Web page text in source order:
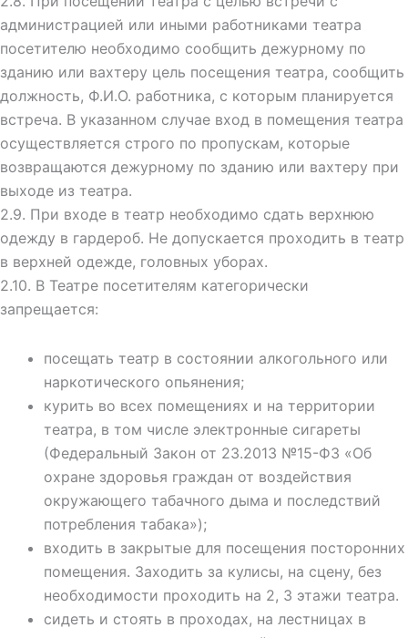
администрацией или иными работниками театра
посетителю необходимо сообщить дежурному по
зданию или вахтеру цель посещения театра, сообщить
должность, Ф.И.О. работника, с которым планируется
встреча. В указанном случае вход в помещения театра
осуществляется строго по пропускам, которые
возвращаются дежурному по зданию или вахтеру при
выходе из театра.
2.9. При входе в театр необходимо сдать верхнюю
одежду в гардероб. Не допускается проходить в театр
в верхней одежде, головных уборах.
2.10. В Театре посетителям категорически
запрещается:
посещать театр в состоянии алкогольного или
наркотического опьянения;
курить во всех помещениях и на территории
театра, в том числе электронные сигареты
(Федеральный Закон от 23.2013 №15-ФЗ «Об
охране здоровья граждан от воздействия
окружающего табачного дыма и последствий
потребления табака»);
входить в закрытые для посещения посторонних
помещения. Заходить за кулисы, на сцену, без
необходимости проходить на 2, 3 этажи театра.
сидеть и стоять в проходах, на лестницах в